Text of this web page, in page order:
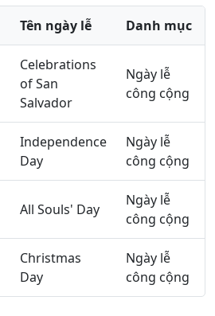
Tên ngày lễ Danh mục
Celebrations
of San
Salvador
Ngày lễ
công cộng
Independence
Day
Ngày lễ
công cộng
All Souls' Day
Ngày lễ
công cộng
Christmas
Day
Ngày lễ
công cộng